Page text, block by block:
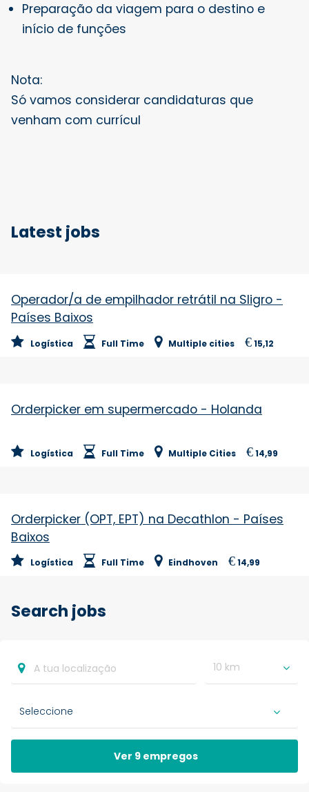
Preparação da viagem para o destino e
início de funções
Nota:
Só vamos considerar candidaturas que
venham com currícul
Latest jobs
Operador/a de empilhador retrátil na Sligro -
Países Baixos
Logística Full Time Multiple cities €15,12
Orderpicker em supermercado - Holanda
Logística Full Time Multiple Cities €14,99
Orderpicker (OPT, EPT) na Decathlon - Países
Baixos
Logística Full Time Eindhoven €14,99
Search jobs
10 km
Ver 9 empregos